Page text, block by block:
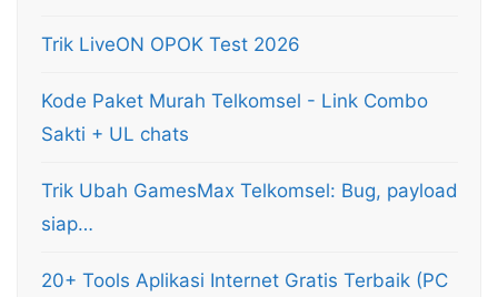
Trik LiveON OPOK Test 2026
Kode Paket Murah Telkomsel - Link Combo
Sakti + UL chats
Trik Ubah GamesMax Telkomsel: Bug, payload
siap…
20+ Tools Aplikasi Internet Gratis Terbaik (PC